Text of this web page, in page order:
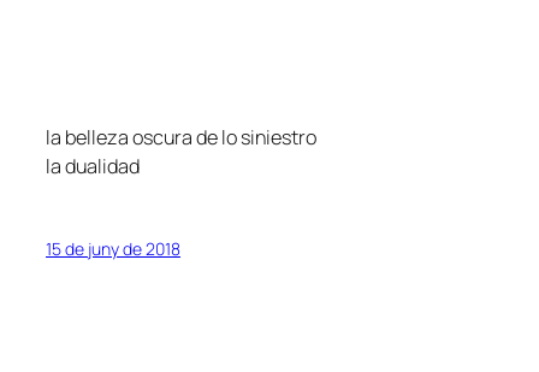
la belleza oscura de lo siniestro
la dualidad
15 de juny de 2018